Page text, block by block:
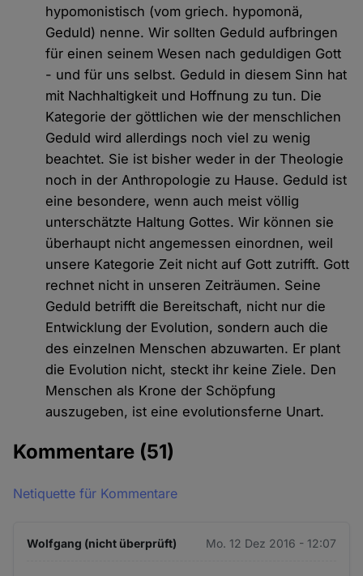
hypomonistisch (vom griech. hypomonä,
Geduld) nenne. Wir sollten Geduld aufbringen
für einen seinem Wesen nach geduldigen Gott
- und für uns selbst. Geduld in diesem Sinn hat
mit Nachhaltigkeit und Hoffnung zu tun. Die
Kategorie der göttlichen wie der menschlichen
Geduld wird allerdings noch viel zu wenig
beachtet. Sie ist bisher weder in der Theologie
noch in der Anthropologie zu Hause. Geduld ist
eine besondere, wenn auch meist völlig
unterschätzte Haltung Gottes. Wir können sie
überhaupt nicht angemessen einordnen, weil
unsere Kategorie Zeit nicht auf Gott zutrifft. Gott
rechnet nicht in unseren Zeiträumen. Seine
Geduld betrifft die Bereitschaft, nicht nur die
Entwicklung der Evolution, sondern auch die
des einzelnen Menschen abzuwarten. Er plant
die Evolution nicht, steckt ihr keine Ziele. Den
Menschen als Krone der Schöpfung
auszugeben, ist eine evolutionsferne Unart.
Kommentare (51)
Netiquette für Kommentare
Wolfgang (nicht überprüft) Mo. 12 Dez 2016 - 12:07